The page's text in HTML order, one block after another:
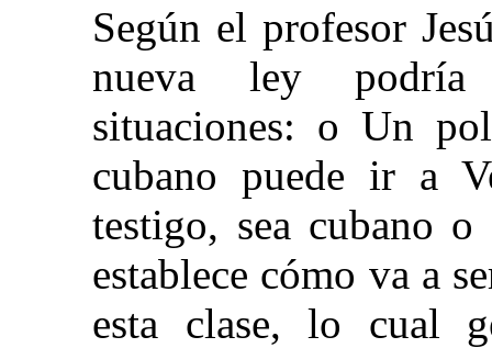
Según el profesor
nueva ley podría
situaciones: o Un
cubano puede ir a
testigo, sea cubano
establece cómo va a
esta clase, lo cual